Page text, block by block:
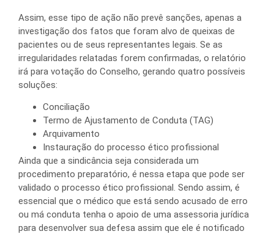
Assim, esse tipo de ação não prevê sanções, apenas a
investigação dos fatos que foram alvo de queixas de
pacientes ou de seus representantes legais. Se as
irregularidades relatadas forem confirmadas, o relatório
irá para votação do Conselho, gerando quatro possíveis
soluções:
Conciliação
Termo de Ajustamento de Conduta (TAG)
Arquivamento
Instauração do processo ético profissional
Ainda que a sindicância seja considerada um
procedimento preparatório, é nessa etapa que pode ser
validado o processo ético profissional. Sendo assim, é
essencial que o médico que está sendo acusado de erro
ou má conduta tenha o apoio de uma assessoria jurídica
para desenvolver sua defesa assim que ele é notificado